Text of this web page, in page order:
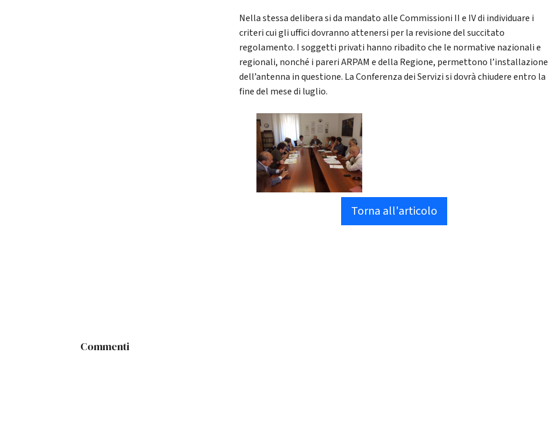
Nella stessa delibera si da mandato alle Commissioni II e IV di individuare i
criteri cui gli uffici dovranno attenersi per la revisione del succitato
regolamento. I soggetti privati hanno ribadito che le normative nazionali e
regionali, nonché i pareri ARPAM e della Regione, permettono l’installazione
dell’antenna in questione. La Conferenza dei Servizi si dovrà chiudere entro la
fine del mese di luglio.
Torna all'articolo
Commenti